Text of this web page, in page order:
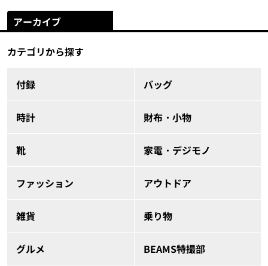
アーカイブ
カテゴリから探す
付録 バッグ
時計 財布・小物
靴 家電・デジモノ
ファッション アウトドア
雑貨 乗り物
グルメ BEAMS特撮部